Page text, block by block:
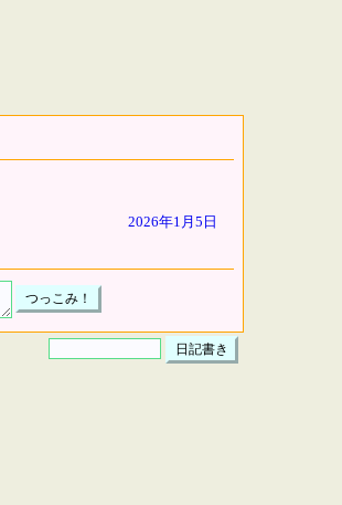
2026年1月5日